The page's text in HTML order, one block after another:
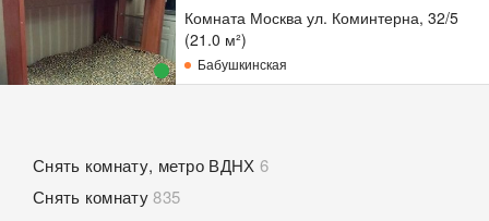
Комната Москва ул. Коминтерна, 32/5
(21.0 м²)
Бабушкинская
Снять комнату, метро ВДНХ 6
Снять комнату 835